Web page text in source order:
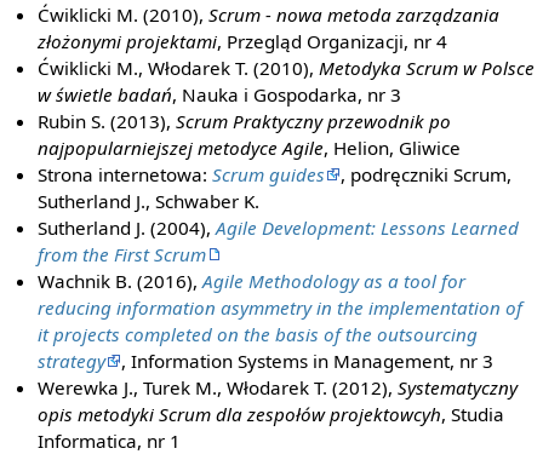
Ćwiklicki M. (2010),Scrum - nowa metoda zarządzania
złożonymi projektami, Przegląd Organizacji, nr 4
Ćwiklicki M., Włodarek T. (2010), Metodyka Scrum w Polsce
w świetle badań, Nauka i Gospodarka, nr 3
Rubin S. (2013),Scrum Praktyczny przewodnik po
najpopularniejszej metodyce Agile, Helion, Gliwice
Strona internetowa:Scrum guides
, podręczniki Scrum,
Sutherland J., Schwaber K.
Sutherland J. (2004),Agile Development: Lessons Learned
from the First Scrum
Wachnik B. (2016),Agile Methodology as a tool for
reducing information asymmetry in the implementation of
it projects completed on the basis of the outsourcing
strategy
, Information Systems in Management, nr 3
Werewka J., Turek M., Włodarek T. (2012),Systematyczny
opis metodyki Scrum dla zespołów projektowcyh, Studia
Informatica, nr 1